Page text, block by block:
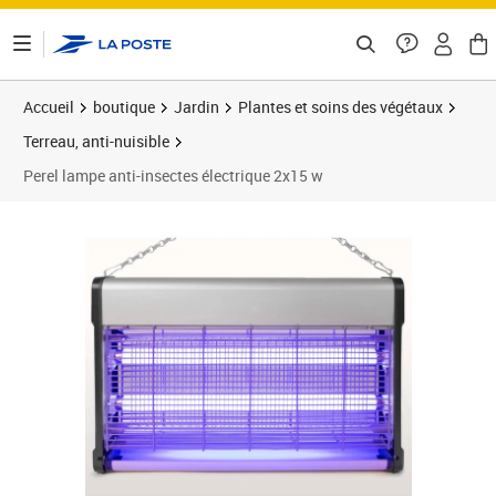
Accueil boutique Jardin
Plantes et soins des végétaux
Terreau, anti-nuisible
Perel lampe anti-insectes électrique 2x15 w